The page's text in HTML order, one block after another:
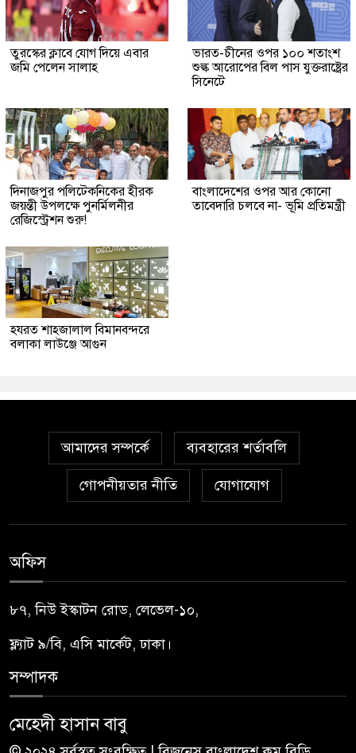
তুরস্কের ক্লাবে যোগ দিয়ে এবার
জমি পেলেন সালাহ
ভারত-চীনের ওপর ১০০ শতাংশ
শুল্ক আরোপের বিল পাস যুক্তরাষ্ট্রের
সিনেটে
দিনাজপুর পলিটেকনিকের হীরক
জয়ন্তী উপলক্ষে পুনর্মিলনীর
রেজিস্ট্রেশন শুরু!
বাংলাদেশের ওপর আর কোনো
তাবেদারি চলবে না- ভূমি প্রতিমন্ত্রী
হযরত শাহজালাল বিমানবন্দরে
বলাকা লাউঞ্জে আগুন
আমাদের সম্পর্কে ব্যবহারের শর্তাবলি
গোপনীয়তার নীতি যোগাযোগ
অফিস
৮৭, নিউ ইস্কাটন রোড, লেভেল-১০,
ফ্ল্যাট ৯/বি, এসি মার্কেট, ঢাকা।
সম্পাদক
মেহেদী হাসান বাবু